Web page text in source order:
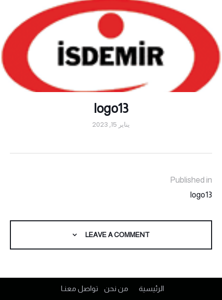
logo13
يناير 15, 2023
Published in
logo13
LEAVE A COMMENT
الرئيسية من نحن تواصل معنـا